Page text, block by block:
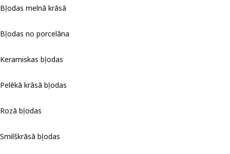
Bļodas melnā krāsā
Bļodas no porcelāna
Keramiskas bļodas
Pelēkā krāsā bļodas
Rozā bļodas
Smilškrāsā bļodas